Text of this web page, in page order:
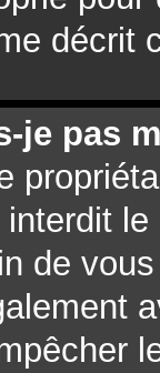
décrit
je pas
de